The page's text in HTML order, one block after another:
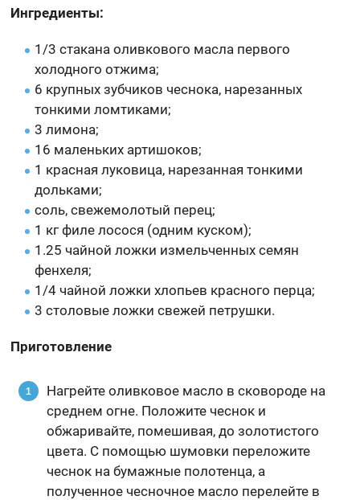
Ингредиенты:
1/3 стакана оливкового масла первого
холодного отжима;
6 крупных зубчиков чеснока, нарезанных
тонкими ломтиками;
3 лимона;
16 маленьких артишоков;
1 красная луковица, нарезанная тонкими
дольками;
соль, свежемолотый перец;
1 кг филе лосося (одним куском);
1.25 чайной ложки измельченных семян
фенхеля;
1/4 чайной ложки хлопьев красного перца;
3 столовые ложки свежей петрушки.
Приготовление
Нагрейте оливковое масло в сковороде на
среднем огне. Положите чеснок и
обжаривайте, помешивая, до золотистого
цвета. С помощью шумовки переложите
чеснок на бумажные полотенца, а
полученное чесночное масло перелейте в